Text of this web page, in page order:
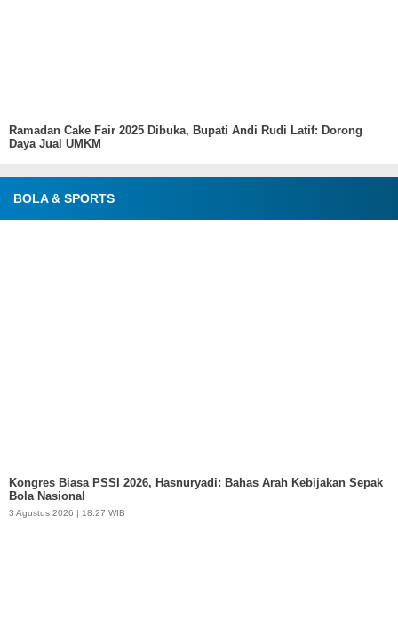
Ramadan Cake Fair 2025 Dibuka, Bupati Andi Rudi Latif: Dorong
Daya Jual UMKM
BOLA & SPORTS
Kongres Biasa PSSI 2026, Hasnuryadi: Bahas Arah Kebijakan Sepak
Bola Nasional
3 Agustus 2026 | 18:27 WIB